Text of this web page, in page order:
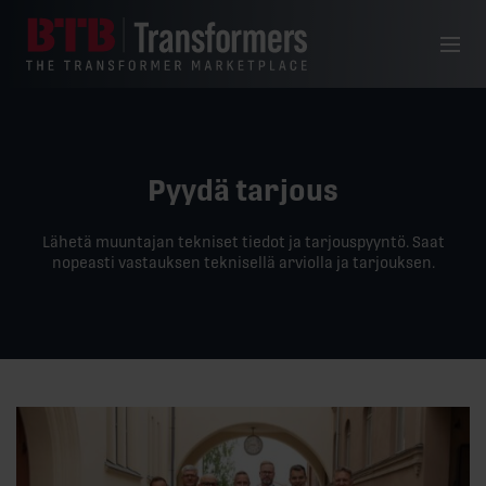
Valikko
Pyydä tarjous
Lähetä muuntajan tekniset tiedot ja tarjouspyyntö. Saat
nopeasti vastauksen teknisellä arviolla ja tarjouksen.